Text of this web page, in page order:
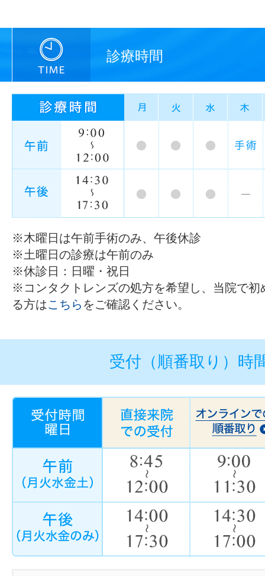
診療時間
※木曜日は午前手術のみ、午後休診
※土曜日の診療は午前のみ
※休診日：日曜・祝日
※コンタクトレンズの処方を希望し、当院で初
る方はこちら をご確認ください。
受付（順番取り）時